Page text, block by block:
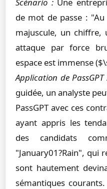
de mot de passe :
majuscule, un chiffre,
attaque par force
espace est immense
Application de PassGPT
guidée, un analyste
PassGPT avec ces
ayant appris les
des candidats
"January01?Rain", qui
sont hautement
sémantiques